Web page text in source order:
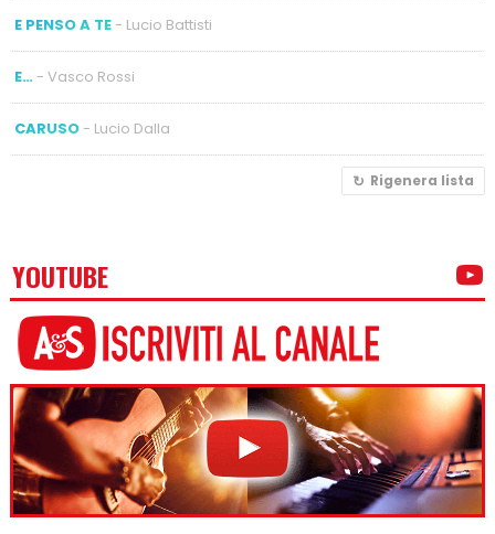
E PENSO A TE- Lucio Battisti
E…- Vasco Rossi
CARUSO- Lucio Dalla
Rigenera lista
YOUTUBE